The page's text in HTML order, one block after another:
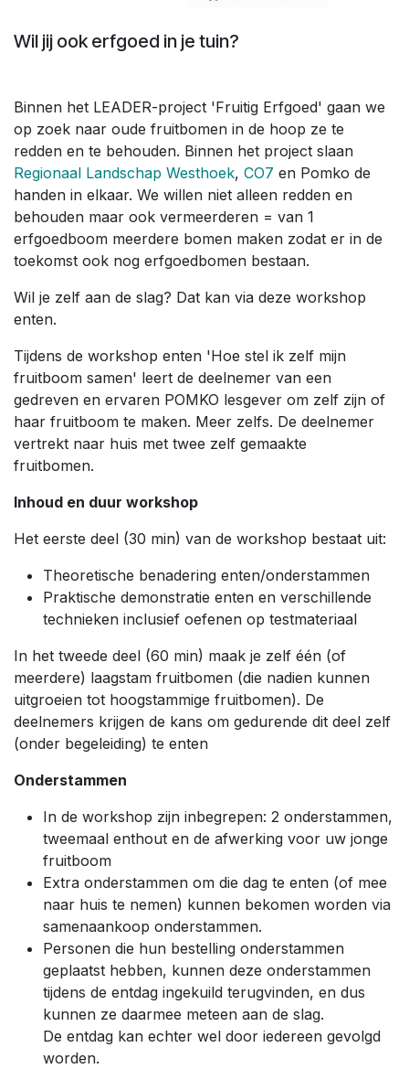
Wil jij ook erfgoed in je tuin?
Binnen het LEADER-project 'Fruitig Erfgoed' gaan we
op zoek naar oude fruitbomen in de hoop ze te
redden en te behouden. Binnen het project slaan
Regionaal Landschap Westhoek, CO7 en Pomko de
handen in elkaar. We willen niet alleen redden en
behouden maar ook vermeerderen = van 1
erfgoedboom meerdere bomen maken zodat er in de
toekomst ook nog erfgoedbomen bestaan.
Wil je zelf aan de slag? Dat kan via deze workshop
enten.
Tijdens de workshop enten 'Hoe stel ik zelf mijn
fruitboom samen' leert de deelnemer van een
gedreven en ervaren POMKO lesgever om zelf zijn of
haar fruitboom te maken. Meer zelfs. De deelnemer
vertrekt naar huis met twee zelf gemaakte
fruitbomen.
Inhoud en duur workshop
Het eerste deel (30 min) van de workshop bestaat uit:
Theoretische benadering enten/onderstammen
Praktische demonstratie enten en verschillende
technieken inclusief oefenen op testmateriaal
In het tweede deel (60 min) maak je zelf één (of
meerdere) laagstam fruitbomen (die nadien kunnen
uitgroeien tot hoogstammige fruitbomen). De
deelnemers krijgen de kans om gedurende dit deel zelf
(onder begeleiding) te enten
Onderstammen
In de workshop zijn inbegrepen: 2 onderstammen,
tweemaal enthout en de afwerking voor uw jonge
fruitboom
Extra onderstammen om die dag te enten (of mee
naar huis te nemen) kunnen bekomen worden via
samenaankoop onderstammen.
Personen die hun bestelling onderstammen
geplaatst hebben, kunnen deze onderstammen
tijdens de entdag ingekuild terugvinden, en dus
kunnen ze daarmee meteen aan de slag.
De entdag kan echter wel door iedereen gevolgd
worden.